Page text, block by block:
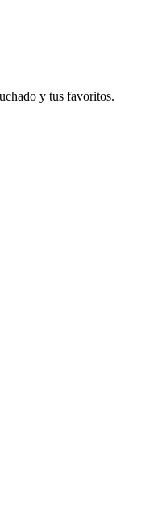
y tus favoritos.